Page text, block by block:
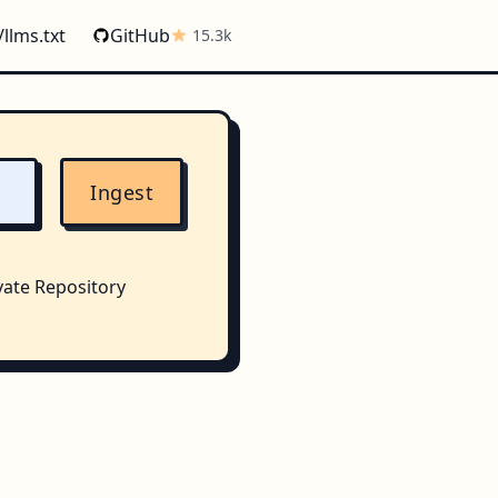
GitHub 15.3k
Ingest
Repository